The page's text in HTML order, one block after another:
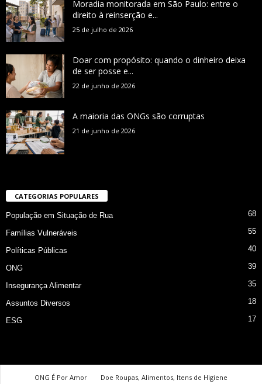
Moradia monitorada em São Paulo: entre o
direito à reinserção e...
25 de julho de 2026
Doar com propósito: quando o dinheiro deixa
de ser posse e...
22 de junho de 2026
A maioria das ONGs são corruptas
21 de junho de 2026
CATEGORIAS POPULARES
População em Situação de Rua 68
Famílias Vulneráveis 55
Políticas Públicas 40
ONG 39
Insegurança Alimentar 35
Assuntos Diversos 18
ESG 17
ONG É Por Amor Doe Roupas, Alimentos, Itens de Higiene